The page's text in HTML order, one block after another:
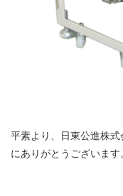
平素より、日東公進株
にありがとうございます